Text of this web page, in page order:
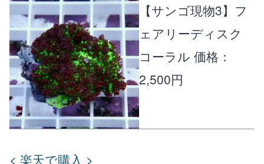
【サンゴ現物3】フ
ェアリーディスク
コーラル 価格：
2,500円
< 楽天で購入 >